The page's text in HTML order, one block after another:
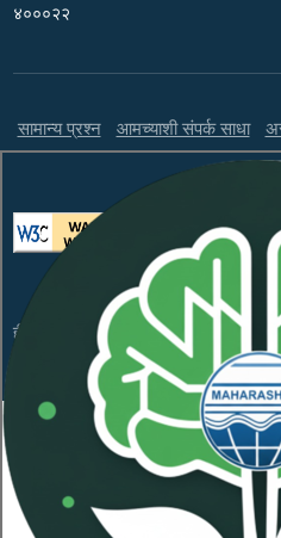
४०००२२
सामान्य प्रश्न आमच्याशी संपर्क साधा
ही वेबसाइट WCAG 2.1 लेव्हल AA आणि
संकेतस्थळावरील माहितीचा
कॉपीराइट © 2026
शेवटची अद्यतनित दिनांक: